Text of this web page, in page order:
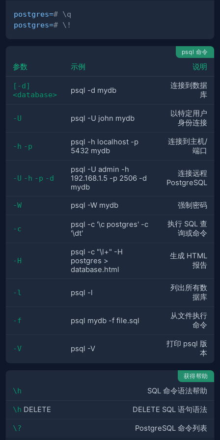
postgres=# \q
postgres=# \!
psql 命令
参数 示例 说明
[-d]
<database>
psql -d mydb
连接到数据
库
-U psql -U john mydb
以特定用户
身份连接
-h -p
psql -h localhost -p
5432 mydb
连接到主机/
端口
-U -h -p -d
psql -U admin -h
192.168.1.5 -p 2506 -d
mydb
连接远程
PostgreSQL
-W psql -W mydb 强制密码
-c
psql -c '\c postgres' -c
'\dt'
执行 SQL 查
询或命令
-H
psql -c "\l+" -H
postgres >
database.html
生成 HTML
报告
-l psql -l
列出所有数
据库
-f psql mydb -f file.sql
从文件执行
命令
-V psql -V
打印 psql 版
本
获得帮助
\h SQL 命令语法帮助
\h DELETE DELETE SQL 语句语法
\? PostgreSQL 命令列表